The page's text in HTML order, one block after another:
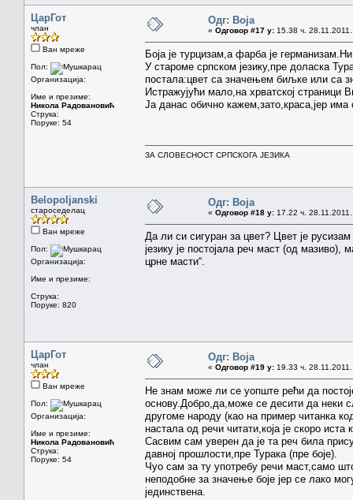
ЦарГот
члан
Ван мреже
Пол:
Организација:
Име и презиме:
Никола Радовановић
Струка:
Поруке: 54
Одг: Boja
« Одговор #17 у: 15.38 ч.
Боја је турцизам,а фарба је
У староме српском језику,пре доласка
постала:цвет са значењем биљке или са
Истражујући мало,на хрватској страници
Ја данас обично кажем,зато,краса,јер
ЗА СЛОВЕСНОСТ СРПСКОГА ЈЕЗИКА
Belopoljanski
староседелац
Ван мреже
Пол:
Организација:
Име и презиме:
Струка:
Поруке: 820
Одг: Boja
« Одговор #18 у: 17.22 ч.
Да ли си сигуран за цвет? Цвет је
језику је постојала реч маст (од
црне масти“.
ЦарГот
члан
Ван мреже
Пол:
Организација:
Име и презиме:
Никола Радовановић
Струка:
Поруке: 54
Одг: Boja
« Одговор #19 у: 19.33 ч.
Не знам може ли се уопште рећи да
основу.Добро,да,може се десити да неки
другоме народу (као на пример читанка
настала од речи читати,која је скоро иста
Сасвим сам уверен да је та реч била
давној прошлости,пре Турака (пре боје).
Чуо сам за ту употребу речи маст,само
неподобне за значење боје јер се лако
јединствена.